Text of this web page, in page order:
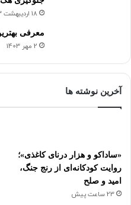
18 اردیبهشت 1403
معرفی بهترین
2 مهر 1403
آخرین نوشته ها
«ساداکو و هزار درنای کاغذی»؛
روایت کودکانه‌ای از رنج جنگ،
امید و صلح
23 ساعت پیش